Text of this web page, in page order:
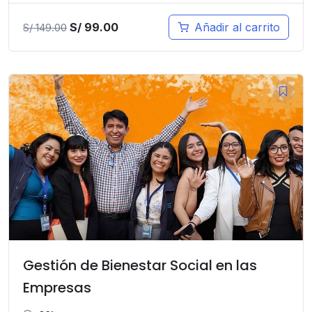
S/149.00 El
era:
S/ 149.00.
S/ 99.00El
es:
S/ 99.00.
Añadir al carrito
Gestión de Bienestar Social en las
Empresas